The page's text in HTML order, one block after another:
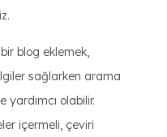
blog eklemek,
sağlarken arama
yardımcı olabilir.
içermeli, çeviri